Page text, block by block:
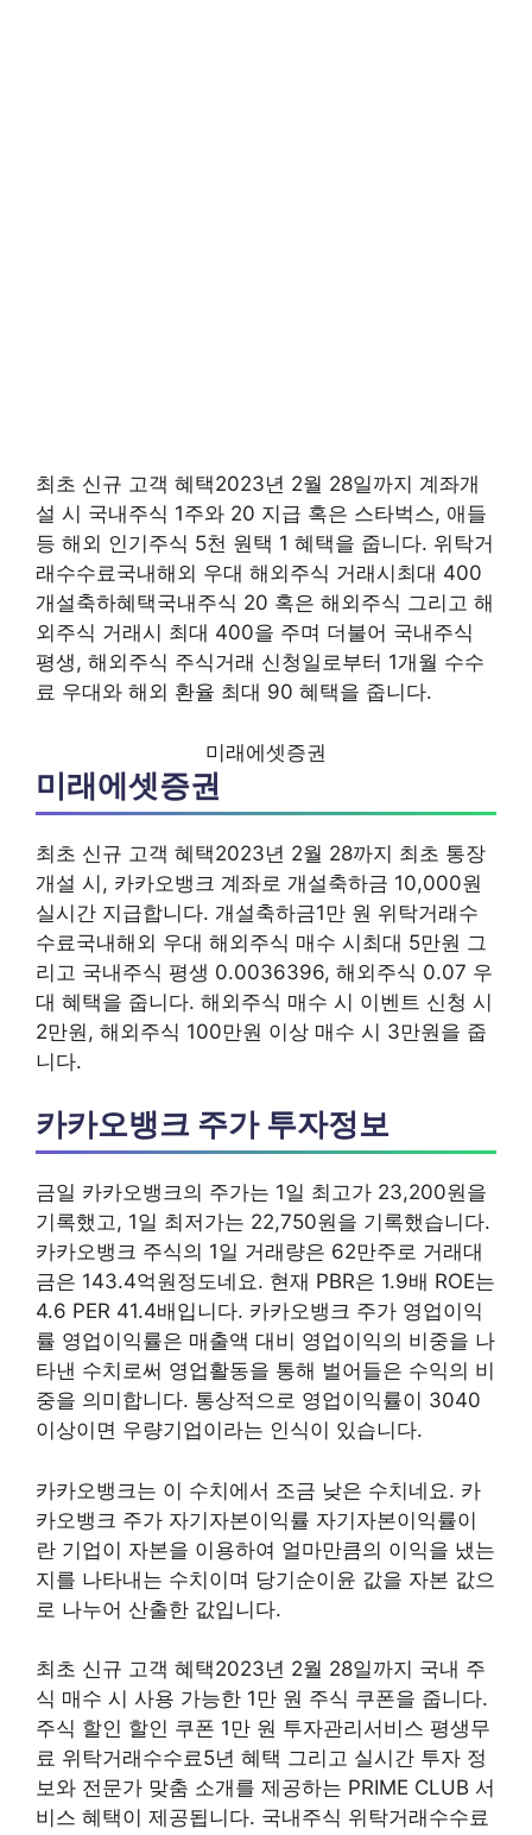
최초 신규 고객 혜택2023년 2월 28일까지 계좌개
설 시 국내주식 1주와 20 지급 혹은 스타벅스, 애들
등 해외 인기주식 5천 원택 1 혜택을 줍니다. 위탁거
래수수료국내해외 우대 해외주식 거래시최대 400
개설축하혜택국내주식 20 혹은 해외주식 그리고 해
외주식 거래시 최대 400을 주며 더불어 국내주식
평생, 해외주식 주식거래 신청일로부터 1개월 수수
료 우대와 해외 환율 최대 90 혜택을 줍니다.
미래에셋증권
미래에셋증권
최초 신규 고객 혜택2023년 2월 28까지 최초 통장
개설 시, 카카오뱅크 계좌로 개설축하금 10,000원
실시간 지급합니다. 개설축하금1만 원 위탁거래수
수료국내해외 우대 해외주식 매수 시최대 5만원 그
리고 국내주식 평생 0.0036396, 해외주식 0.07 우
대 혜택을 줍니다. 해외주식 매수 시 이벤트 신청 시
2만원, 해외주식 100만원 이상 매수 시 3만원을 줍
니다.
카카오뱅크 주가 투자정보
금일 카카오뱅크의 주가는 1일 최고가 23,200원을
기록했고, 1일 최저가는 22,750원을 기록했습니다.
카카오뱅크 주식의 1일 거래량은 62만주로 거래대
금은 143.4억원정도네요. 현재 PBR은 1.9배 ROE는
4.6 PER 41.4배입니다. 카카오뱅크 주가 영업이익
률 영업이익률은 매출액 대비 영업이익의 비중을 나
타낸 수치로써 영업활동을 통해 벌어들은 수익의 비
중을 의미합니다. 통상적으로 영업이익률이 3040
이상이면 우량기업이라는 인식이 있습니다.
카카오뱅크는 이 수치에서 조금 낮은 수치네요. 카
카오뱅크 주가 자기자본이익률 자기자본이익률이
란 기업이 자본을 이용하여 얼마만큼의 이익을 냈는
지를 나타내는 수치이며 당기순이윤 값을 자본 값으
로 나누어 산출한 값입니다.
최초 신규 고객 혜택2023년 2월 28일까지 국내 주
식 매수 시 사용 가능한 1만 원 주식 쿠폰을 줍니다.
주식 할인 할인 쿠폰 1만 원 투자관리서비스 평생무
료 위탁거래수수료5년 혜택 그리고 실시간 투자 정
보와 전문가 맞춤 소개를 제공하는 PRIME CLUB 서
비스 혜택이 제공됩니다. 국내주식 위탁거래수수료